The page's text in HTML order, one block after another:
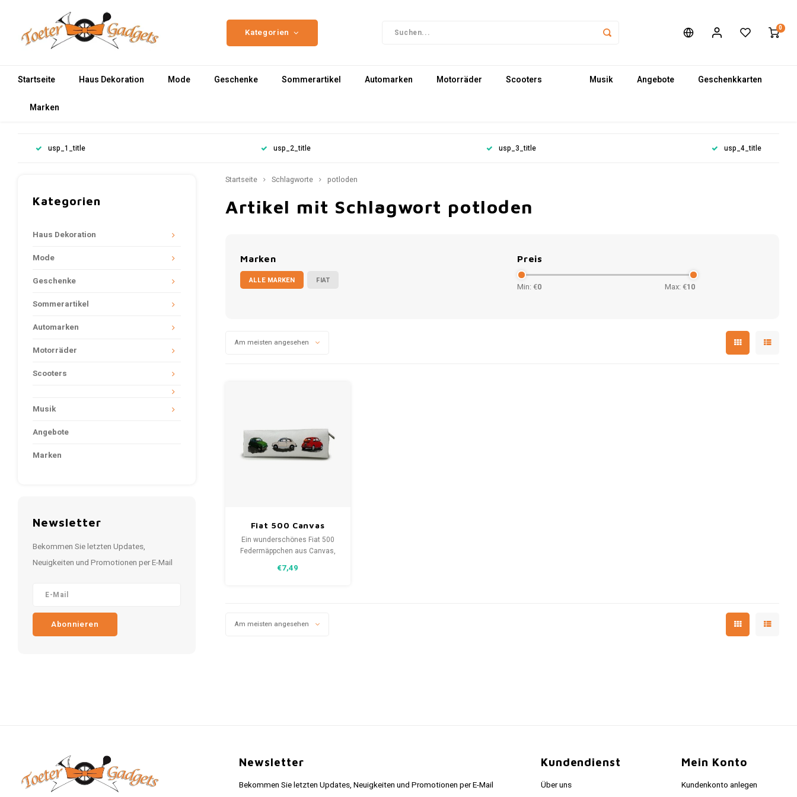
Kategorien 0
Startseite Haus Dekoration Mode Geschenke Sommerartikel Automarken Motorräder Scooters Musik Angebote Geschenkkarten
Marken
usp_1_title usp_2_title usp_3_title usp_4_title
Kategorien
Haus Dekoration
Mode
Geschenke
Sommerartikel
Automarken
Motorräder
Scooters
Musik
Angebote
Marken
Newsletter
Bekommen Sie letzten Updates,
Neuigkeiten und Promotionen per E-Mail
Abonnieren
Startseite Schlagworte potloden
Artikel mit Schlagwort potloden
Marken
ALLE MARKEN FIAT
Preis
Min: €0 Max: €10
Am meisten angesehen
Fiat 500 Canvas
Federtasche
Ein wunderschönes Fiat 500
Federmäppchen aus Canvas,
Sammlung schützt. Mit
Geschenk für den Fiat-
€7,49
Am meisten angesehen
Newsletter
Bekommen Sie letzten Updates, Neuigkeiten und Promotionen per E-Mail
Kundendienst
Über uns
Mein Konto
Kundenkonto anlegen